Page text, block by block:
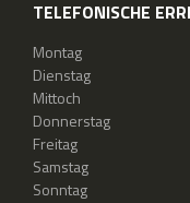
TELEFONISCHE
Montag
Dienstag
Mittoch
Donnerstag
Freitag
Samstag
Sonntag